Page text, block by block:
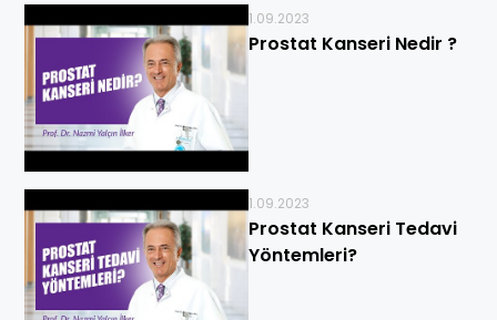
1.09.2023
Prostat Kanseri Nedir ?
1.09.2023
Prostat Kanseri Tedavi
Yöntemleri?